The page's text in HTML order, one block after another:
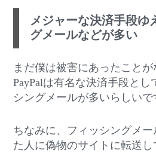
メジャーな決済手段ゆ
グメールなどが多い
まだ僕は被害にあったことが
PayPalは有名な決済手段とし
シングメールが多いらしいで
ちなみに、フィッシングメ
た人に偽物のサイトに転送